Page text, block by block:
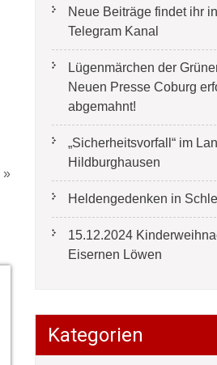
»
Neue Beiträge findet ihr
Telegram Kanal
Lügenmärchen der
Neuen Presse Coburg
abgemahnt!
„Sicherheitsvorfall“ im
Hildburghausen
Heldengedenken in
15.12.2024
Eisernen Löwen
Kategorien